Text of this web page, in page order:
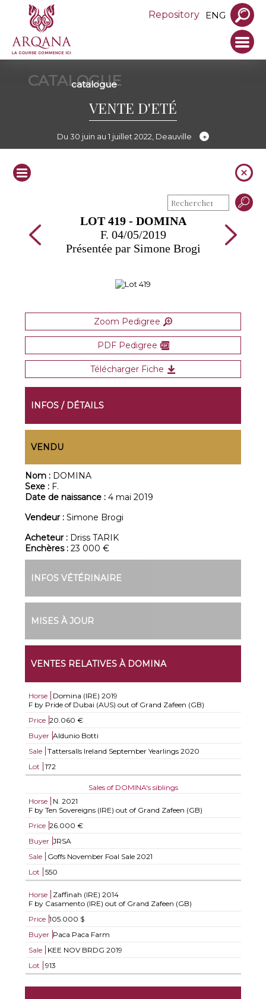
Repository ENG
CATALOGUE
catalogue
VENTE D'ETÉ
Du 30 juin au 1 juillet 2022, Deauville
LOT 419 - DOMINA
F. 04/05/2019
Présentée par Simone Brogi
Zoom Pedigree
PDF Pedigree
Télécharger Fiche
INFOS / DÉTAILS
VENDU
Nom : DOMINA
Sexe : F.
Date de naissance :4 mai 2019
Vendeur :Simone Brogi
Acheteur : Driss TARIK
Enchères :23 000 €
INFOS VÉTÉRINAIRE
MISES À JOUR
VENTES RELATIVES À DOMINA
Horse Domina (IRE) 2019
F by Pride of Dubai (AUS) out of Grand Zafeen (GB)
Price 20.060 €
Buyer Aldunio Botti
Sale
Tattersalls Ireland September Yearlings 2020
Lot
172
Sales of DOMINA's siblings
Horse
N. 2021
F by Ten Sovereigns (IRE) out of Grand Zafeen (GB)
Price 26.000 €
Buyer JRSA
Sale
Goffs November Foal Sale 2021
Lot
550
Horse Zaffinah (IRE) 2014
F by Casamento (IRE) out of Grand Zafeen (GB)
Price 105.000 $
Buyer Paca Paca Farm
Sale
KEE NOV BRDG 2019
Lot
913